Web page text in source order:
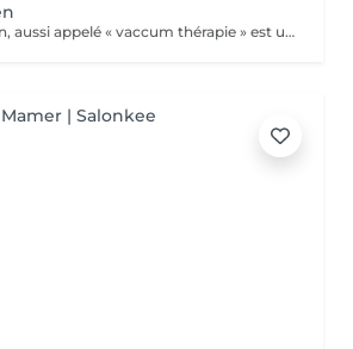
Le Lifting Colombien, aussi appelé « vaccum thérapie » est une technique non chirurgicale, pratiquée à l'aide de ventouses qui exercent une aspiration pour casser les dépôts de cellulite et de graisse, éliminer les toxines, améliorer le drainage et restaurer l'élasticité de la peau.